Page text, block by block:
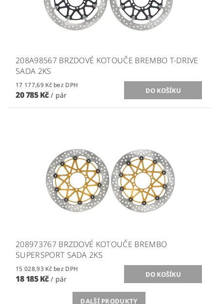
208A98567 BRZDOVÉ KOTOUČE BREMBO T-DRIVE
SADA 2KS
17 177,69 Kč bez DPH
20 785 Kč/ pár
208973767 BRZDOVÉ KOTOUČE BREMBO
SUPERSPORT SADA 2KS
15 028,93 Kč bez DPH
18 185 Kč/ pár
DALŠÍ PRODUKTY